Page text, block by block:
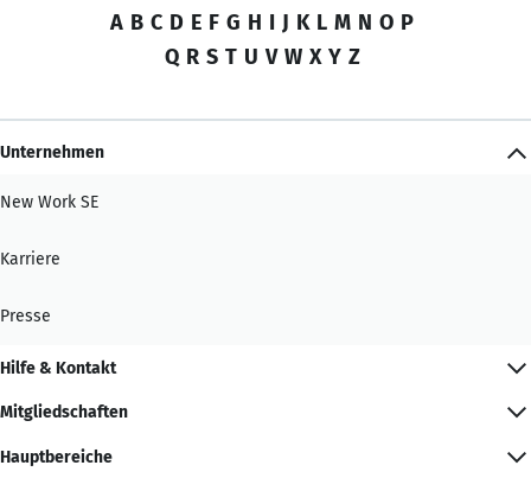
A B C D E F G H I J K L M N O P
Q R S T U V W X Y Z
Unternehmen
New Work SE
Karriere
Presse
Hilfe & Kontakt
Mitgliedschaften
Hauptbereiche